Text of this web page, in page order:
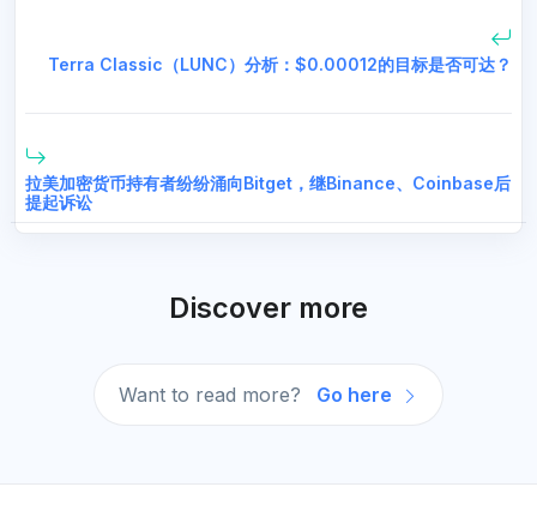
Terra Classic（LUNC）分析：$0.00012的目标是否可达？
拉美加密货币持有者纷纷涌向Bitget，继Binance、Coinbase后
提起诉讼
Discover more
Want to read more? Go here